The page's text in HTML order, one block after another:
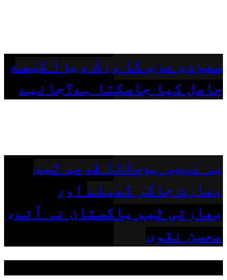
سعودی عرب کا ورک ویزا کیسے
حاصل کیا جاسکتا ہے؟جانیے
یہ نہیں ہوسکتا قومی ٹیم
بھارت جاکر کھیلے اور
بھارتی ٹیم پاکستان نہ آئے،
محسن نقوی